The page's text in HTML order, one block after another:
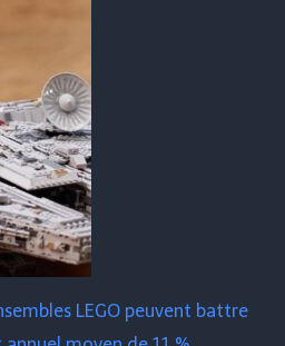
LEGO peuvent battre